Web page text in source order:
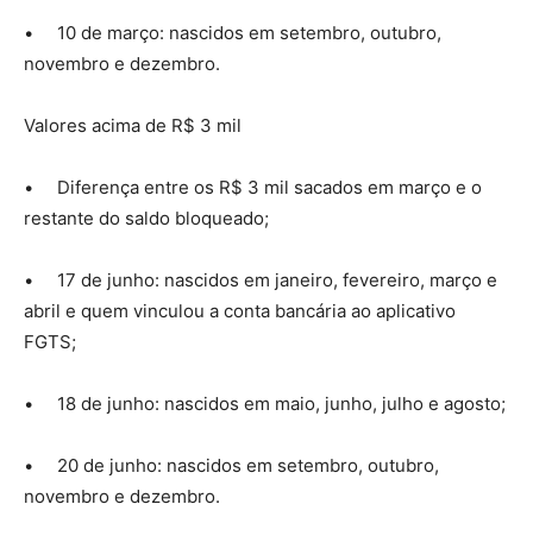
• 10 de março: nascidos em setembro, outubro,
novembro e dezembro.
Valores acima de R$ 3 mil
• Diferença entre os R$ 3 mil sacados em março e o
restante do saldo bloqueado;
• 17 de junho: nascidos em janeiro, fevereiro, março e
abril e quem vinculou a conta bancária ao aplicativo
FGTS;
• 18 de junho: nascidos em maio, junho, julho e agosto;
• 20 de junho: nascidos em setembro, outubro,
novembro e dezembro.